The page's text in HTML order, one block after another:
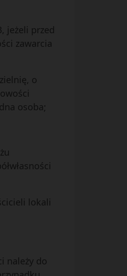
jeżeli przed
zawarcia
o
osoba;
lokali
należy do